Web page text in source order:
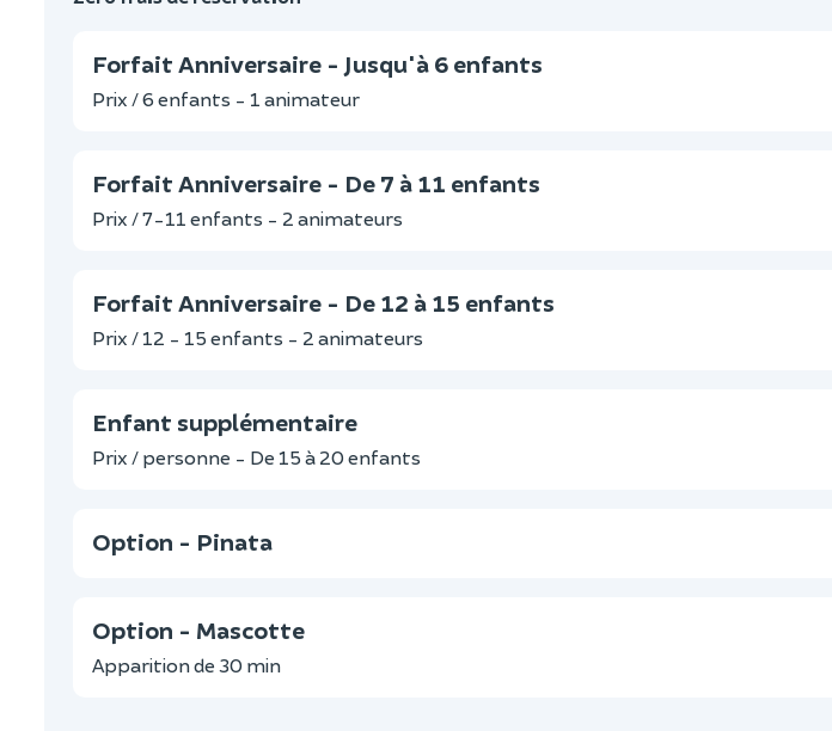
Forfait Anniversaire - Jusqu'à 6 enfants
Prix / 6 enfants - 1 animateur
Forfait Anniversaire - De 7 à 11 enfants
Prix / 7-11 enfants - 2 animateurs
Forfait Anniversaire - De 12 à 15 enfants
Prix / 12 - 15 enfants - 2 animateurs
Enfant supplémentaire
Prix / personne - De 15 à 20 enfants
Option - Pinata
Option - Mascotte
Apparition de 30 min